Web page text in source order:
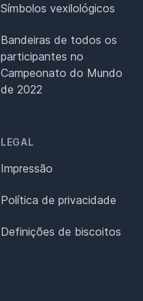
Símbolos vexilológicos
Bandeiras de todos os
participantes no
Campeonato do Mundo
de 2022
LEGAL
Impressão
Política de privacidade
Definições de biscoitos